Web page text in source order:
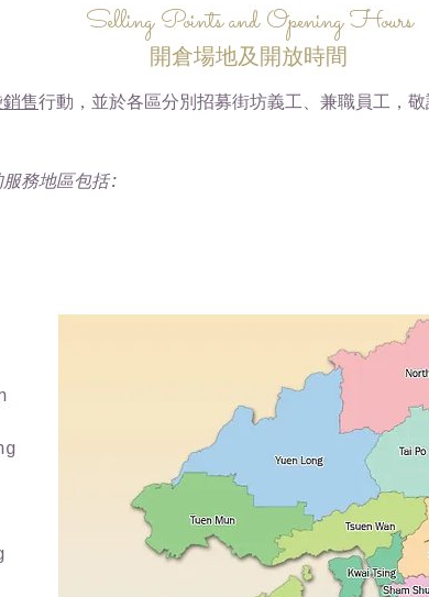
Selling Points and Opening Hours
開倉場地及開放時間
售行動，並於各區分別招募街坊義工、兼職員工，
務地區包括: